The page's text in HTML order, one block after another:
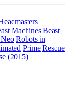
Machines Beast
Neo Robots in
Prime Rescue
(2015)